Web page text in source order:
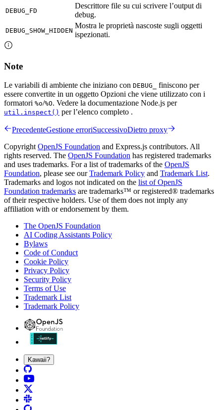
DEBUG_FD
Descrittore file su cui scrivere l’output di
debug.
DEBUG_SHOW_HIDDEN
Mostra le proprietà nascoste sugli oggetti
ispezionati.
Note
Le variabili di ambiente che iniziano con DEBUG_
finiscono per
essere convertite in un oggetto Opzioni che viene utilizzato con i
formatori %o/%O. Vedere la documentazione Node.js per
util.inspect() per l’elenco completo .
PrecedenteGestione erroriSuccessivoDietro proxy
CopyrightOpenJS Foundation and Express.js contributors. All
rights reserved. The OpenJS Foundation has registered trademarks
and uses trademarks. For a list of trademarks of the OpenJS
Foundation, please see ourTrademark Policy and Trademark List.
Trademarks and logos not indicated on the list of OpenJS
Foundation trademarks are trademarks™ or registered® trademarks
of their respective holders. Use of them does not imply any
affiliation with or endorsement by them.
The OpenJS Foundation
AI Coding Assistants Policy
Bylaws
Code of Conduct
Cookie Policy
Privacy Policy
Security Policy
Terms of Use
Trademark List
Trademark Policy
Kawaii?